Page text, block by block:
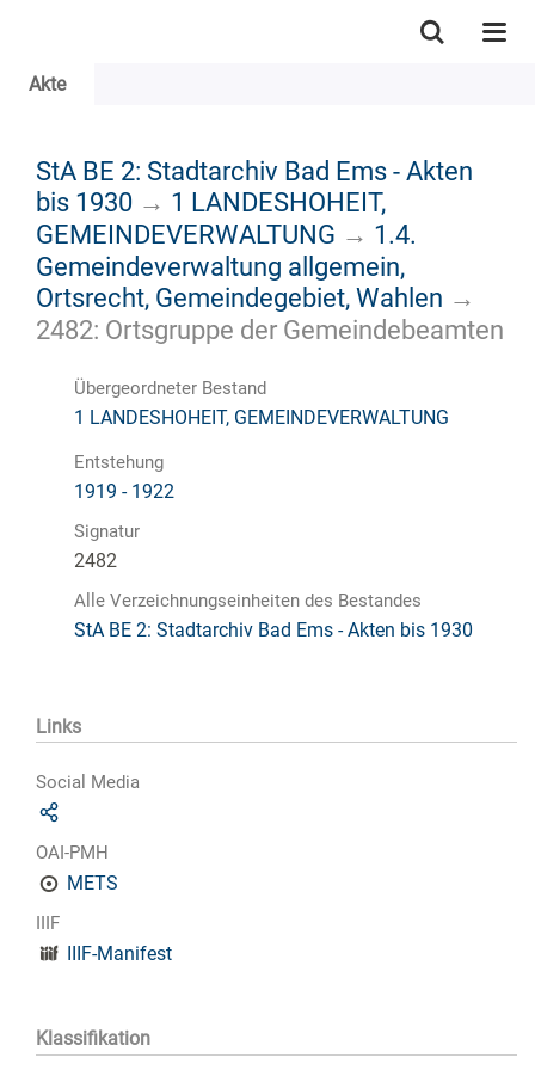
Akte
StA BE 2: Stadtarchiv Bad Ems - Akten
bis 1930 → 1 LANDESHOHEIT,
GEMEINDEVERWALTUNG → 1.4.
Gemeindeverwaltung allgemein,
Ortsrecht, Gemeindegebiet, Wahlen →
2482: Ortsgruppe der Gemeindebeamten
Übergeordneter Bestand
1 LANDESHOHEIT, GEMEINDEVERWALTUNG
Entstehung
1919 - 1922
Signatur
2482
Alle Verzeichnungseinheiten des Bestandes
StA BE 2: Stadtarchiv Bad Ems - Akten bis 1930
Links
Social Media
OAI-PMH
METS
IIIF
IIIF-Manifest
Klassifikation